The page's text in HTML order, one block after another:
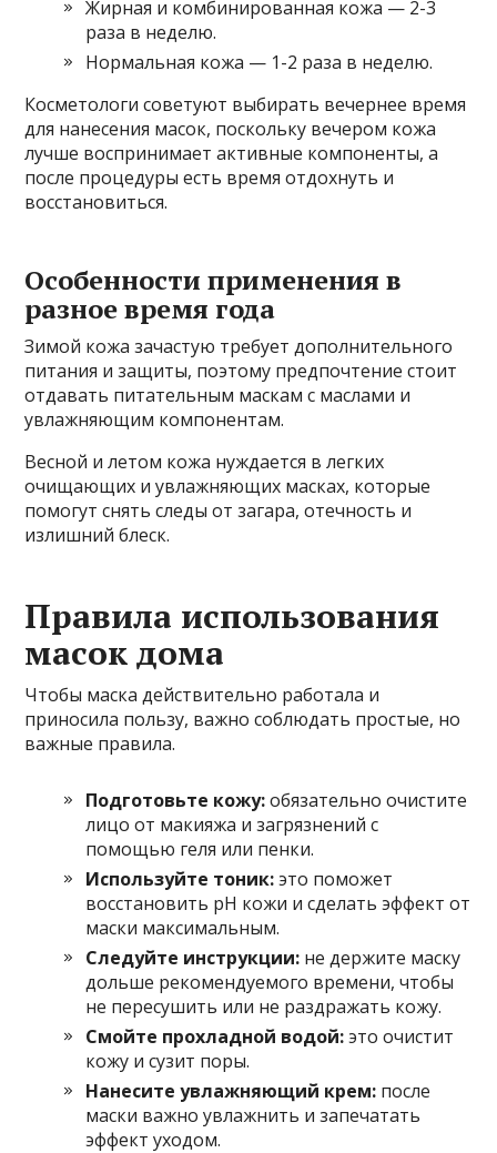
Жирная и комбинированная кожа — 2-3
раза в неделю.
Нормальная кожа — 1-2 раза в неделю.
Косметологи советуют выбирать вечернее время
для нанесения масок, поскольку вечером кожа
лучше воспринимает активные компоненты, а
после процедуры есть время отдохнуть и
восстановиться.
Особенности применения в
разное время года
Зимой кожа зачастую требует дополнительного
питания и защиты, поэтому предпочтение стоит
отдавать питательным маскам с маслами и
увлажняющим компонентам.
Весной и летом кожа нуждается в легких
очищающих и увлажняющих масках, которые
помогут снять следы от загара, отечность и
излишний блеск.
Правила использования
масок дома
Чтобы маска действительно работала и
приносила пользу, важно соблюдать простые, но
важные правила.
Подготовьте кожу:обязательно очистите
лицо от макияжа и загрязнений с
помощью геля или пенки.
Используйте тоник:это поможет
восстановить pH кожи и сделать эффект от
маски максимальным.
Следуйте инструкции: не держите маску
дольше рекомендуемого времени, чтобы
не пересушить или не раздражать кожу.
Смойте прохладной водой:это очистит
кожу и сузит поры.
Нанесите увлажняющий крем: после
маски важно увлажнить и запечатать
эффект уходом.